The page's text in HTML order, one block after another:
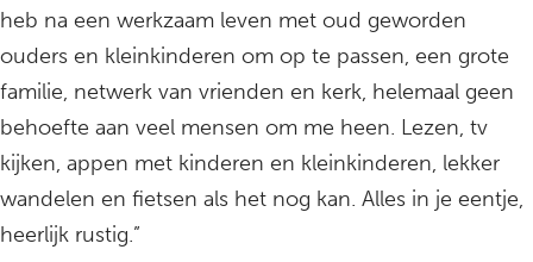
heb na een werkzaam leven met oud geworden
ouders en kleinkinderen om op te passen, een grote
familie, netwerk van vrienden en kerk, helemaal geen
behoefte aan veel mensen om me heen. Lezen, tv
kijken, appen met kinderen en kleinkinderen, lekker
wandelen en fietsen als het nog kan. Alles in je eentje,
heerlijk rustig.”